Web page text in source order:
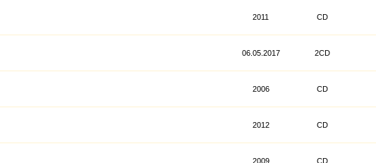
2011 CD
06.05.2017 2CD
2006 CD
2012 CD
2009 CD